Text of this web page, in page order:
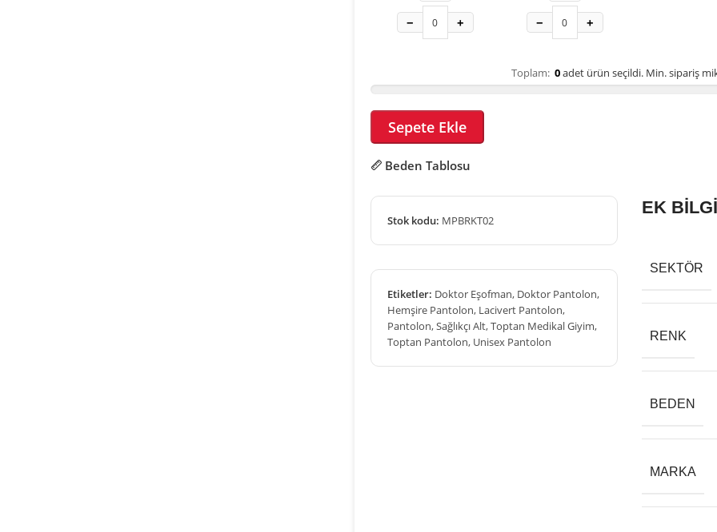
− + − +
Toplam: 0 adet ürün seçildi. Min. sipariş
Sepete Ekle
Beden Tablosu
Stok kodu: MPBRKT02
Etiketler: Doktor Eşofman, Doktor Pantolon,
Hemşire Pantolon, Lacivert Pantolon,
Pantolon,Sağlıkçı Alt,Toptan Medikal Giyim,
Toptan Pantolon, Unisex Pantolon
EK
SEKTÖR
RENK
BEDEN
MARKA